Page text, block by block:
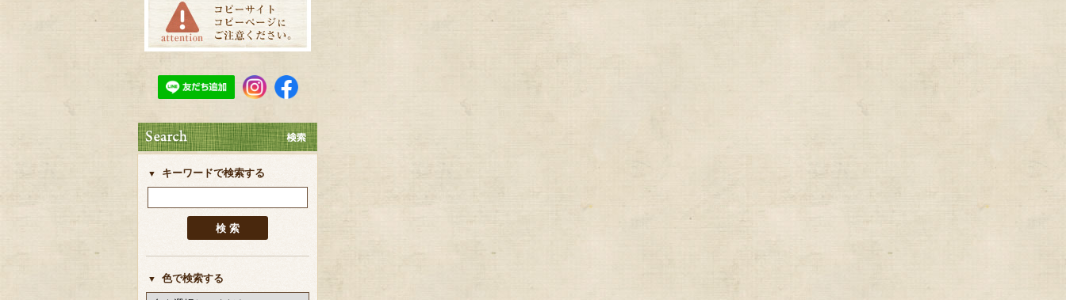
キーワードで検索する
色で検索する